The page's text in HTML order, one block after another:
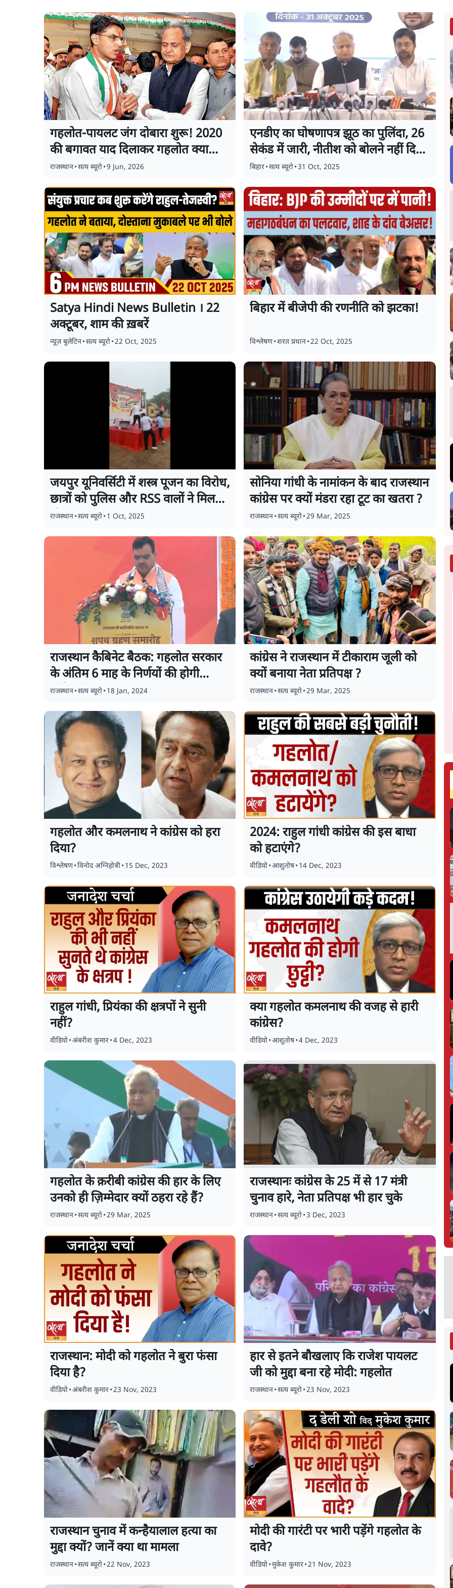
गहलोत-पायलट जंग दोबारा शुरू! 2020
की बगावत याद दिलाकर गहलोत क्या
साधना चाहते हैं
राजस्थान•सत्य ब्यूरो•9 Jun, 2026
एनडीए का घोषणापत्र झूठ का पुलिंदा, 26
सेकंड में जारी, नीतीश को बोलने नहीं दिया:
कांग्रेस
बिहार•सत्य ब्यूरो•31 Oct, 2025
Satya Hindi News Bulletin । 22
अक्टूबर, शाम की ख़बरें
न्यूज़ बुलेटिन•सत्य ब्यूरो•22 Oct, 2025
बिहार में बीजेपी की रणनीति को झटका!
विश्लेषण•शरत प्रधान•22 Oct, 2025
जयपुर यूनिवर्सिटी में शस्त्र पूजन का विरोध,
छात्रों को पुलिस और RSS वालों ने मिलकर
पीटा
राजस्थान•सत्य ब्यूरो• 1 Oct, 2025
सोनिया गांधी के नामांकन के बाद राजस्थान
कांग्रेस पर क्यों मंडरा रहा टूट का खतरा ?
राजस्थान•सत्य ब्यूरो•29 Mar, 2025
राजस्थान कैबिनेट बैठक: गहलोत सरकार
के अंतिम 6 माह के निर्णयों की होगी
समीक्षा
राजस्थान•सत्य ब्यूरो• 18 Jan, 2024
कांग्रेस ने राजस्थान में टीकाराम जूली को
क्यों बनाया नेता प्रतिपक्ष ?
राजस्थान•सत्य ब्यूरो•29 Mar, 2025
गहलोत और कमलनाथ ने कांग्रेस को हरा
दिया?
विश्लेषण•विनोद अग्निहोत्री• 15 Dec, 2023
2024: राहुल गांधी कांग्रेस की इस बाधा
को हटाएंगे?
वीडियो•आशुतोष• 14 Dec, 2023
राहुल गांधी, प्रियंका की क्षत्रपों ने सुनी
नहीं?
वीडियो•अंबरीश कुमार•4 Dec, 2023
क्या गहलोत कमलनाथ की वजह से हारी
कांग्रेस?
वीडियो•आशुतोष•4 Dec, 2023
गहलोत के क़रीबी कांग्रेस की हार के लिए
उनको ही ज़िम्मेदार क्यों ठहरा रहे हैं?
राजस्थान•सत्य ब्यूरो•29 Mar, 2025
राजस्थानः कांग्रेस के 25 में से 17 मंत्री
चुनाव हारे, नेता प्रतिपक्ष भी हार चुके
राजस्थान•सत्य ब्यूरो•3 Dec, 2023
राजस्थान: मोदी को गहलोत ने बुरा फंसा
दिया है?
वीडियो•अंबरीश कुमार•23 Nov, 2023
हार से इतने बौखलाए कि राजेश पायलट
जी को मुद्दा बना रहे मोदी: गहलोत
राजस्थान•सत्य ब्यूरो•23 Nov, 2023
राजस्थान चुनाव में कन्हैयालाल हत्या का
मुद्दा क्यों? जानें क्या था मामला
राजस्थान•सत्य ब्यूरो•22 Nov, 2023
मोदी की गारंटी पर भारी पड़ेंगे गहलोत के
दावे?
वीडियो•मुकेश कुमार•21 Nov, 2023